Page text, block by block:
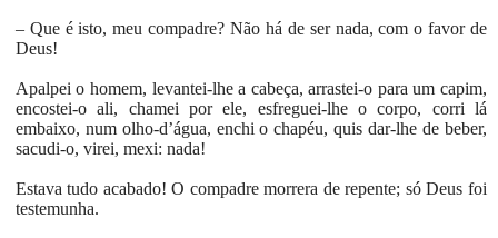
– Que é isto, meu compadre? Não há de ser nada, com o favor de
Deus!
Apalpei o homem, levantei-lhe a cabeça, arrastei-o para um capim,
encostei-o ali, chamei por ele, esfreguei-lhe o corpo, corri lá
embaixo, num olho-d’água, enchi o chapéu, quis dar-lhe de beber,
sacudi-o, virei, mexi: nada!
Estava tudo acabado! O compadre morrera de repente; só Deus foi
testemunha.